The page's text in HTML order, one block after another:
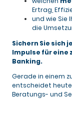
Ertrag,
und wie Sie
die
Sichern Sie sich
Impulse für eine
Banking.
Gerade in einem
entscheidet
Beratungs- und